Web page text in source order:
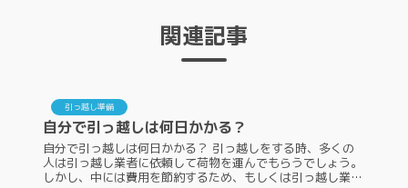
関連記事
引っ越し準備
自分で引っ越しは何日かかる？
自分で引っ越しは何日かかる？ 引っ越しをする時、多くの
人は引っ越し業者に依頼して荷物を運んでもらうでしょう。
しかし、中には費用を節約するため、もしくは引っ越し業者